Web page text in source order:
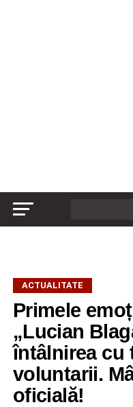
ACTUALITATE
Primele
„Lucian
întâlnirea cu
voluntarii.
oficială!